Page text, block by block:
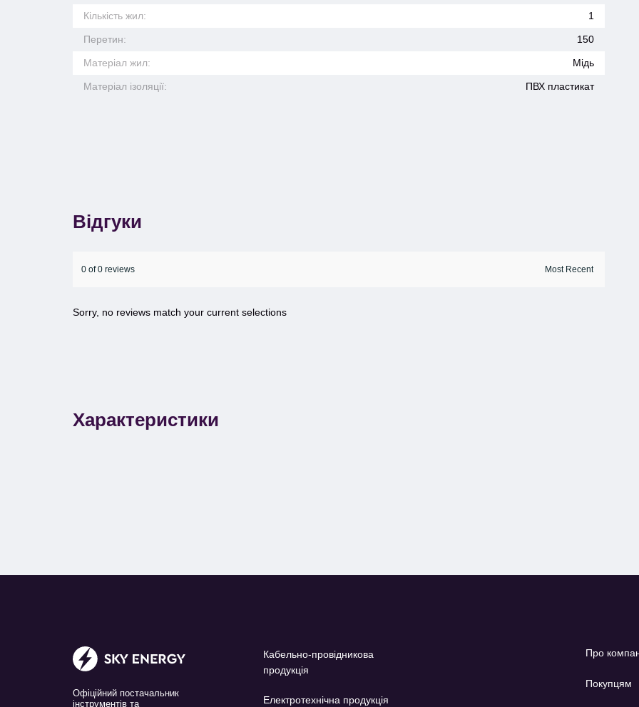
Кількість жил: 1
Перетин: 150
Матеріал жил: Мідь
Матеріал ізоляції: ПВХ пластикат
Відгуки
0 of 0 reviews
Sorry, no reviews match your current selections
Характеристики
Офіційний постачальник
інструментів та
Кабельно-провідникова
продукція
Електротехнічна продукція
Про
Покупцям